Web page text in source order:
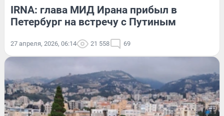
IRNA: глава МИД Ирана прибыл в
Петербург на встречу с Путиным
27 апреля, 2026, 06:14 21 558 69